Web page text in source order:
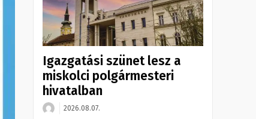
Igazgatási szünet lesz a
miskolci polgármesteri
hivatalban
2026.08.07.